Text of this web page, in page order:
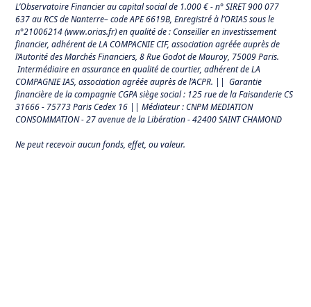
L’Observatoire Financier au capital social de 1.000 € - n° SIRET 900 077
637 au RCS de Nanterre– code APE 6619B, Enregistré à l’ORIAS sous le
n°21006214 (www.orias.fr) en qualité de : Conseiller en investissement
financier, adhérent de LA COMPACNIE CIF, association agréée auprès de
l’Autorité des Marchés Financiers, 8 Rue Godot de Mauroy, 75009 Paris.
Intermédiaire en assurance en qualité de courtier, adhérent de LA
COMPAGNIE IAS, association agréée auprès de l’ACPR. || Garantie
financière de la compagnie CGPA siège social : 125 rue de la Faisanderie CS
31666 - 75773 Paris Cedex 16 || Médiateur : CNPM MEDIATION
CONSOMMATION - 27 avenue de la Libération - 42400 SAINT CHAMOND
Ne peut recevoir aucun fonds, effet, ou valeur.